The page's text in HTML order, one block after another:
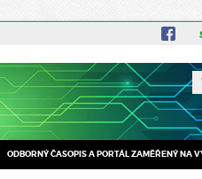
ODBORNÝ ČASOPIS A PORTÁL ZAMĚŘENÝ NA